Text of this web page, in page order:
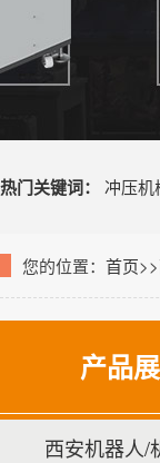
热门关键词： 冲压机
您的位置： 首页>>
产品
西安机器人/